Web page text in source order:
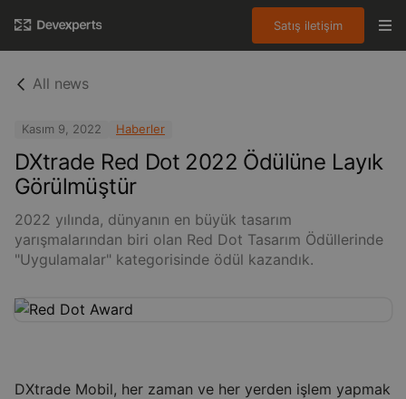
Satış iletişim
All news
Kasım 9, 2022 Haberler
DXtrade Red Dot 2022 Ödülüne Layık
Görülmüştür
2022 yılında, dünyanın en büyük tasarım
yarışmalarından biri olan Red Dot Tasarım Ödüllerinde
"Uygulamalar" kategorisinde ödül kazandık.
DXtrade Mobil, her zaman ve her yerden işlem yapmak